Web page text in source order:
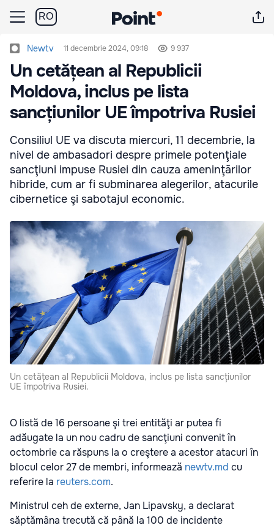
RO
Newtv 11 decembrie 2024, 09:18 9 937
Un cetățean al Republicii
Moldova, inclus pe lista
sancțiunilor UE împotriva Rusiei
Consiliul UE va discuta miercuri, 11 decembrie, la
nivel de ambasadori despre primele potenţiale
sancţiuni impuse Rusiei din cauza ameninţărilor
hibride, cum ar fi subminarea alegerilor, atacurile
cibernetice şi sabotajul economic.
Un cetățean al Republicii Moldova, inclus pe lista sancțiunilor
UE împotriva Rusiei.
O listă de 16 persoane şi trei entităţi ar putea fi
adăugate la un nou cadru de sancţiuni convenit în
octombrie ca răspuns la o creştere a acestor atacuri în
blocul celor 27 de membri, informează newtv.md cu
referire la reuters.com.
Ministrul ceh de externe, Jan Lipavsky, a declarat
săptămâna trecută că până la 100 de incidente